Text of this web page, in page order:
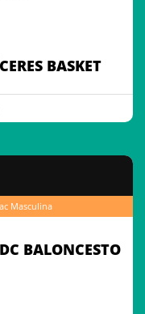
BASKET
Masculina
BALONCESTO